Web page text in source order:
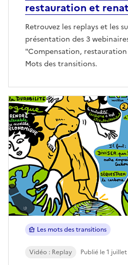
restauration et
Retrouvez les replays et les
présentation des 3
"Compensation,
Mots des transitions.
Les mots des transitions
Vidéo : Replay Publié le 1